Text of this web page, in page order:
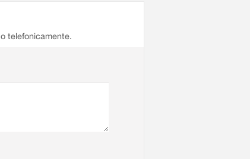
telefonicamente.